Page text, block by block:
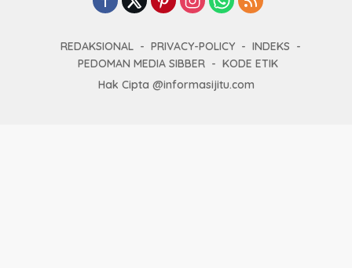
REDAKSIONAL PRIVACY-POLICY
INDEKS
PEDOMAN MEDIA SIBBER
KODE ETIK
Hak Cipta @informasijitu.com